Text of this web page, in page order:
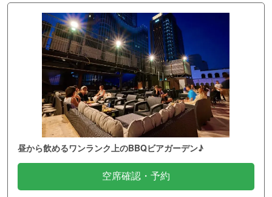
昼から飲めるワンランク上のBBQビアガーデン♪
空席確認・予約